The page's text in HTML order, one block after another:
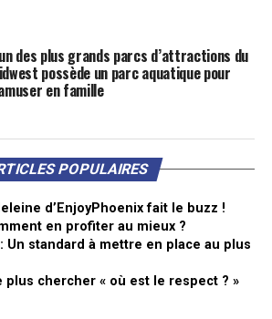
des plus grands parcs d’attractions du
possède un parc aquatique pour
en famille
POPULAIRES
d’EnjoyPhoenix fait le buzz !
en profiter au mieux ?
standard à mettre en place au plus
plus chercher « où est le respect ? »